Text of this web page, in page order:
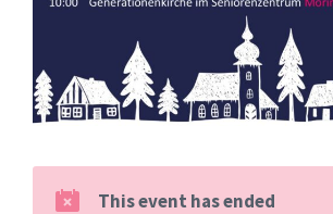
This event has ended